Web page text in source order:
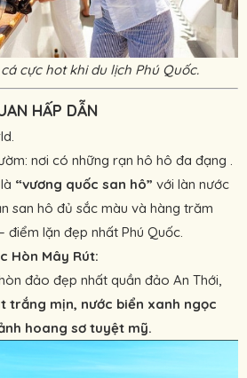
cực hot khi du lịch Phú Quốc.
HẤP DẪN
nơi có những rạn hô hô đa đạng .
“vương quốc san hô” với làn nước
san hô đủ sắc màu và hàng trăm
điểm lặn đẹp nhất Phú Quốc.
Hòn Mây Rút:
đảo đẹp nhất quần đảo An Thới,
trắng mịn, nước biển xanh ngọc
hoang sơ tuyệt mỹ.